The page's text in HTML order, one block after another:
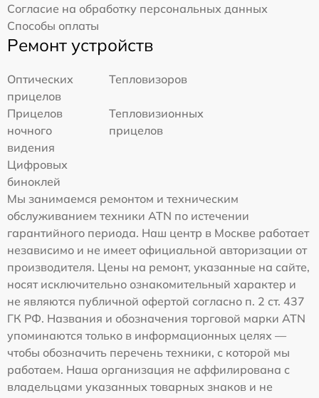
Согласие на обработку персональных данных
Способы оплаты
Ремонт устройств
Оптических
прицелов
Тепловизоров
Прицелов
ночного
видения
Тепловизионных
прицелов
Цифровых
биноклей
Мы занимаемся ремонтом и техническим
обслуживанием техники ATN по истечении
гарантийного периода. Наш центр в Москве работает
независимо и не имеет официальной авторизации от
производителя. Цены на ремонт, указанные на сайте,
носят исключительно ознакомительный характер и
не являются публичной офертой согласно п. 2 ст. 437
ГК РФ. Названия и обозначения торговой марки ATN
упоминаются только в информационных целях —
чтобы обозначить перечень техники, с которой мы
работаем. Наша организация не аффилирована с
владельцами указанных товарных знаков и не